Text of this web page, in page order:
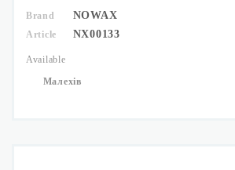
Brand NOWAX
Article NX00133
Available
Малехів